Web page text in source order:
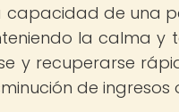
capacidad de una
la calma y
y recuperarse
de ingresos